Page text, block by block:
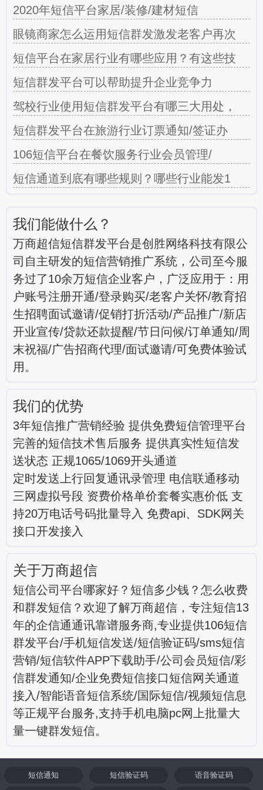
2020年短信平台家居/装修/建材短信
眼镜商家怎么运用短信群发激发老客户再次
短信平台在家居行业有哪些应用？有这些技
短信群发平台可以帮助提升企业竞争力
驾校行业使用短信群发平台有哪三大用处，
短信群发平台在旅游行业订票通知/签证办
106短信平台在餐饮服务行业会员管理/
短信通道到底有哪些规则？哪些行业能发1
我们能做什么？
万商超信短信群发平台是创胜网络科技有限公
司自主研发的短信营销推广系统，公司至今服
务过了10余万短信企业客户，广泛应用于：用
户账号注册开通/登录购买/老客户关怀/教育招
生招聘面试邀请/促销打折活动/产品推广/新店
开业宣传/贷款还款提醒/节日问候/订单通知/周
末祝福/广告招商代理/面试邀请/可免费体验试
用。
我们的优势
3年短信推广营销经验 提供免费短信管理平台
完善的短信技术售后服务 提供真实性短信发
送状态 正规1065/1069开头通道
定时发送上行回复通讯录管理 电信联通移动
三网虚拟号段 资费价格单价套餐实惠价低 支
持20万电话号码批量导入 免费api、SDK网关
接口开发接入
关于万商超信
短信公司平台哪家好？短信多少钱？怎么收费
和群发短信？欢迎了解万商超信，专注短信13
年的企信通通讯靠谱服务商,专业提供106短信
群发平台/手机短信发送/短信验证码/sms短信
营销/短信软件APP下载助手/公司会员短信/彩
信群发通知/企业免费短信接口短信网关通道
接入/智能语音短信系统/国际短信/视频短信息
等正规平台服务,支持手机电脑pc网上批量大
量一键群发短信。
短信通知 短信验证码 语音验证码